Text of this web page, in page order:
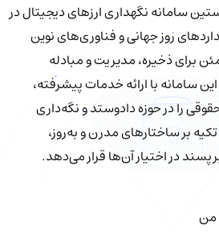
سامانه نگهداری ارزهای دیجیتال در
روز جهانی و فناوری‌های نوین
برای ذخیره، مدیریت و مبادله
سامانه با ارائه خدمات پیشرفته،
را در حوزه دادوستد و نگه‌داری
بر ساختارهای مدرن و به‌روز،
در اختیار آن‌ها قرار می‌دهد.